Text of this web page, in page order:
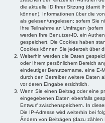
die aktuelle ID Ihrer Sitzung (damit
können), Informationen über die
als gelesen/ungelesen; sofern Sie
Ihre Teilnahme an Umfragen
werden Ihre Benutzer-ID, ein
gespeichert. Die Cookies haben
Cookies können Sie jederzeit über
Weiterhin werden die Daten
oder Ihrem persönlichem Bereich
eindeutiger Benutzername, eine E-
durch den Betreiber weitere Daten
vor deren Eingabe ersichtlich.
Wenn Sie einen Beitrag oder eine
eingegebenen Daten ebenfalls
Entwurf zwischenspeichern. In
Die IP-Adresse wird weiterhin bei
Ändern von Beiträgen (dazu